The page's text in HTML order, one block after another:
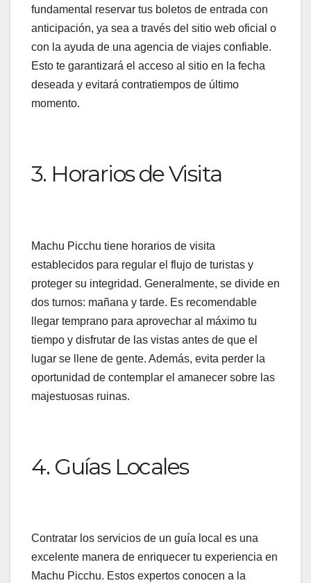
fundamental reservar tus boletos de entrada con
anticipación, ya sea a través del sitio web oficial o
con la ayuda de una agencia de viajes confiable.
Esto te garantizará el acceso al sitio en la fecha
deseada y evitará contratiempos de último
momento.
3. Horarios de Visita
Machu Picchu tiene horarios de visita
establecidos para regular el flujo de turistas y
proteger su integridad. Generalmente, se divide en
dos turnos: mañana y tarde. Es recomendable
llegar temprano para aprovechar al máximo tu
tiempo y disfrutar de las vistas antes de que el
lugar se llene de gente. Además, evita perder la
oportunidad de contemplar el amanecer sobre las
majestuosas ruinas.
4. Guías Locales
Contratar los servicios de un guía local es una
excelente manera de enriquecer tu experiencia en
Machu Picchu. Estos expertos conocen a la